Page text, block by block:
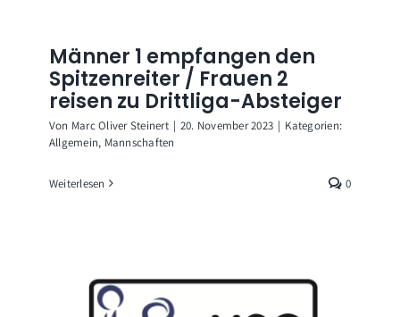
Männer 1 empfangen den
Spitzenreiter / Frauen 2
reisen zu Drittliga-Absteiger
Von Marc Oliver Steinert | 20. November 2023 | Kategorien:
Allgemein, Mannschaften
Weiterlesen 0